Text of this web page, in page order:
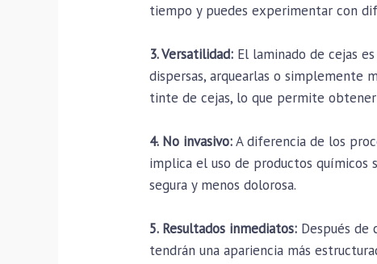
tiempo y puedes experimentar con
3. Versatilidad: El laminado de cejas
dispersas, arquearlas o simplemente
tinte de cejas, lo que permite
4. No invasivo:A diferencia de los
implica el uso de productos químicos
segura y menos dolorosa.
5. Resultados inmediatos: Después de
tendrán una apariencia más